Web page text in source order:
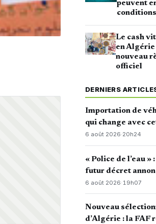
peuvent
conditions
Le cash
en Algérie
nouveau
officiel
DERNIERS
Importation de
qui change avec
6 août 2026·20h24
« Police de l’eau »
futur décret
6 août 2026· 19h07
Nouveau
d’Algérie : la FAF